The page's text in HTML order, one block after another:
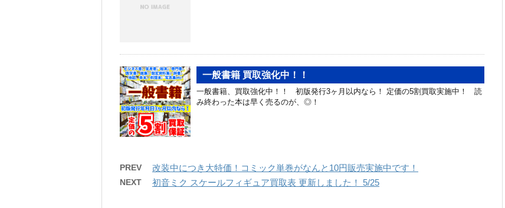
一般書籍 買取強化中！！
一般書籍、買取強化中！！ 初版発行3ヶ月以内なら！ 定価の5割買取実施中！ 読
み終わった本は早く売るのが、◎！
PREV 改装中につき大特価！コミック単巻がなんと10円販売実施中です！
NEXT 初音ミク スケールフィギュア買取表 更新しました！ 5/25